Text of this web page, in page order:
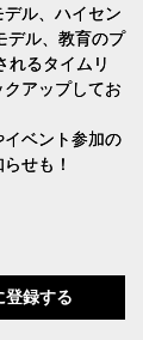
ル、ハイセン
デル、教育のプ
れるタイムリ
アップしてお
ベント参加の
せも！
登録する